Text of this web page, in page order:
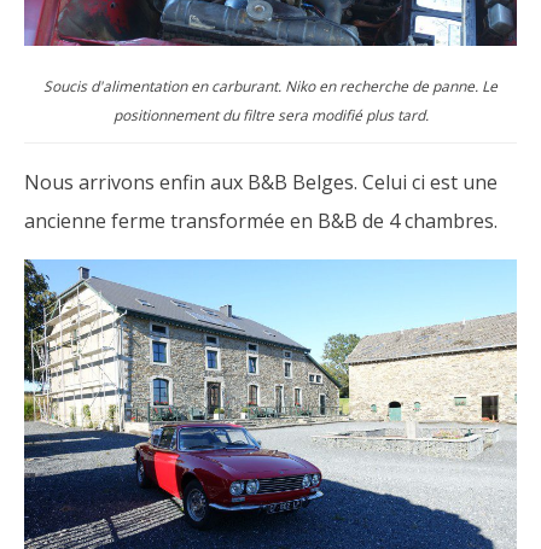
Soucis d'alimentation en carburant. Niko en recherche de panne. Le
positionnement du filtre sera modifié plus tard.
Nous arrivons enfin aux B&B Belges. Celui ci est une
ancienne ferme transformée en B&B de 4 chambres.